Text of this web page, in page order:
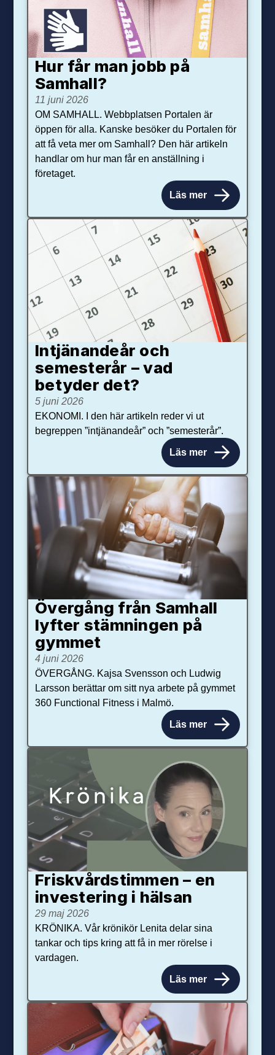
Hur får man jobb på
Samhall?
11 juni 2026
OM SAMHALL. Webbplatsen Portalen är
öppen för alla. Kanske besöker du Portalen för
att få veta mer om Samhall? Den här artikeln
handlar om hur man får en anställning i
företaget.
Läs mer
Intjänandeår och
semesterår – vad
betyder det?
5 juni 2026
EKONOMI. I den här artikeln reder vi ut
begreppen ”intjänandeår” och ”semesterår”.
Läs mer
Övergång från Samhall
lyfter stämningen på
gymmet
4 juni 2026
ÖVERGÅNG. Kajsa Svensson och Ludwig
Larsson berättar om sitt nya arbete på gymmet
360 Functional Fitness i Malmö.
Läs mer
Friskvårdstimmen – en
investering i hälsan
29 maj 2026
KRÖNIKA. Vår krönikör Lenita delar sina
tankar och tips kring att få in mer rörelse i
vardagen.
Läs mer